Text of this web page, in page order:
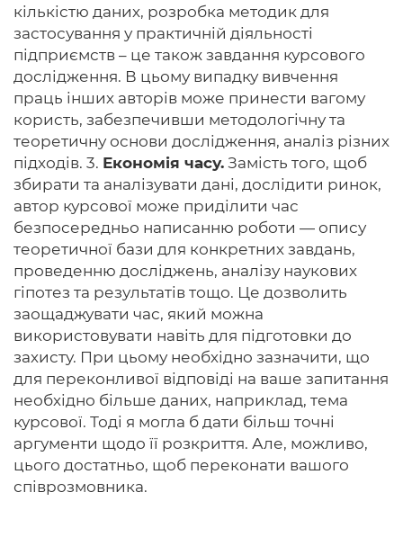
кількістю даних, розробка методик для
застосування у практичній діяльності
підприємств – це також завдання курсового
дослідження. В цьому випадку вивчення
праць інших авторів може принести вагому
користь, забезпечивши методологічну та
теоретичну основи дослідження, аналіз різних
підходів. 3. Економія часу. Замість того, щоб
збирати та аналізувати дані, дослідити ринок,
автор курсової може приділити час
безпосередньо написанню роботи — опису
теоретичної бази для конкретних завдань,
проведенню досліджень, аналізу наукових
гіпотез та результатів тощо. Це дозволить
заощаджувати час, який можна
використовувати навіть для підготовки до
захисту. При цьому необхідно зазначити, що
для переконливої ​​відповіді на ваше запитання
необхідно більше даних, наприклад, тема
курсової. Тоді я могла б дати більш точні
аргументи щодо її розкриття. Але, можливо,
цього достатньо, щоб переконати вашого
співрозмовника.